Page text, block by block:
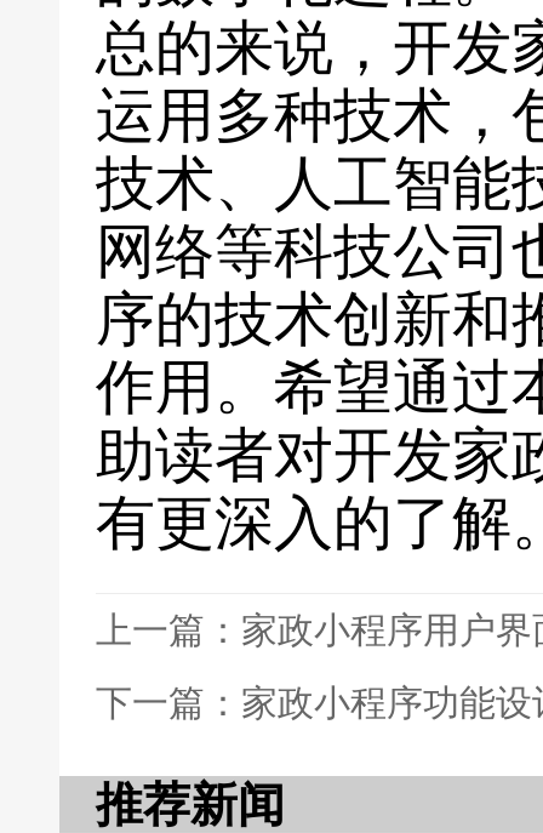
总的来说，开发
运用多种技术，
技术、人工智能
网络等科技公司
序的技术创新和
作用。希望通过
助读者对开发家
有更深入的了解
上一篇：家政小程序用户
下一篇：家政小程序功能
推荐新闻